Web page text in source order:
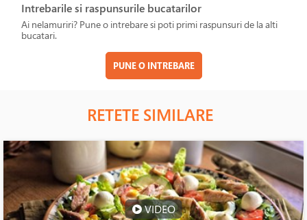
Intrebarile si raspunsurile bucatarilor
Ai nelamuriri? Pune o intrebare si poti primi raspunsuri de la alti
bucatari.
PUNE O INTREBARE
RETETE SIMILARE
VIDEO